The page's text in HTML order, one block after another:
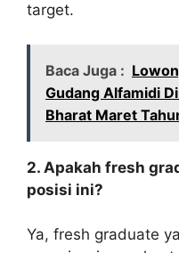
target.
Baca Juga :
Gudang Alfamidi
Bharat Maret
2. Apakah fresh
posisi ini?
Ya, fresh graduate